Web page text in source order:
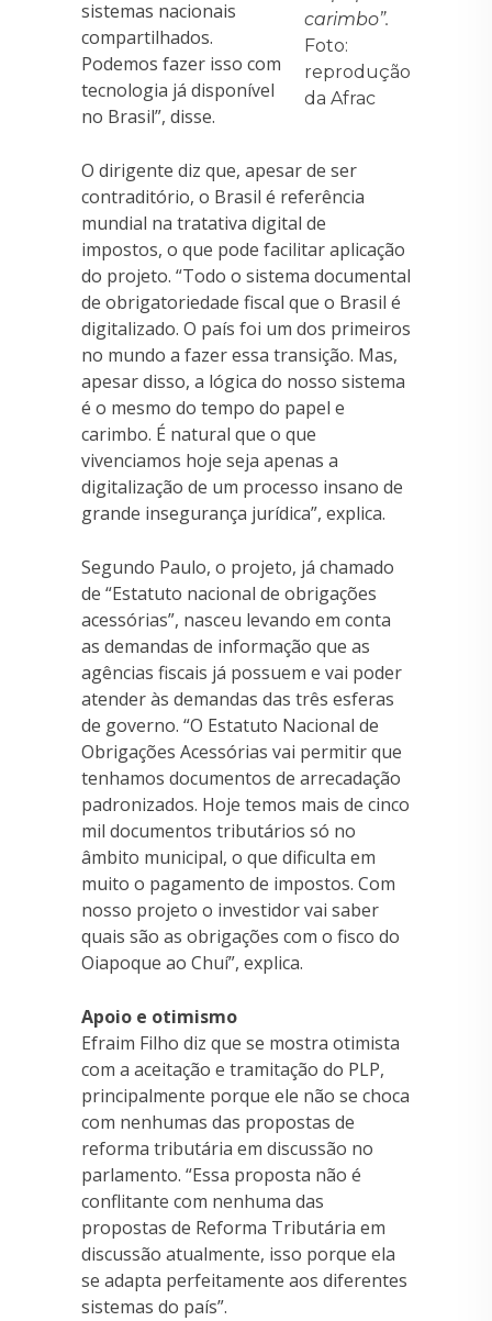
carimbo”.
Foto:
reprodução
da Afrac
sistemas nacionais
compartilhados.
Podemos fazer isso com
tecnologia já disponível
no Brasil”, disse.
O dirigente diz que, apesar de ser
contraditório, o Brasil é referência
mundial na tratativa digital de
impostos, o que pode facilitar aplicação
do projeto. “Todo o sistema documental
de obrigatoriedade fiscal que o Brasil é
digitalizado. O país foi um dos primeiros
no mundo a fazer essa transição. Mas,
apesar disso, a lógica do nosso sistema
é o mesmo do tempo do papel e
carimbo. É natural que o que
vivenciamos hoje seja apenas a
digitalização de um processo insano de
grande insegurança jurídica”, explica.
Segundo Paulo, o projeto, já chamado
de “Estatuto nacional de obrigações
acessórias”, nasceu levando em conta
as demandas de informação que as
agências fiscais já possuem e vai poder
atender às demandas das três esferas
de governo. “O Estatuto Nacional de
Obrigações Acessórias vai permitir que
tenhamos documentos de arrecadação
padronizados. Hoje temos mais de cinco
mil documentos tributários só no
âmbito municipal, o que dificulta em
muito o pagamento de impostos. Com
nosso projeto o investidor vai saber
quais são as obrigações com o fisco do
Oiapoque ao Chuí”, explica.
Apoio e otimismo
Efraim Filho diz que se mostra otimista
com a aceitação e tramitação do PLP,
principalmente porque ele não se choca
com nenhumas das propostas de
reforma tributária em discussão no
parlamento. “Essa proposta não é
conflitante com nenhuma das
propostas de Reforma Tributária em
discussão atualmente, isso porque ela
se adapta perfeitamente aos diferentes
sistemas do país”.